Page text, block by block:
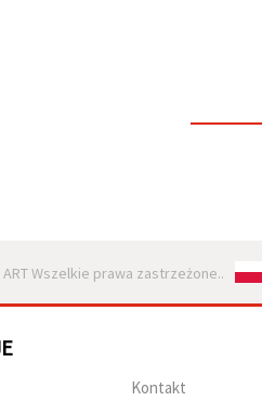
ART Wszelkie prawa zastrzeżone..
Kontakt